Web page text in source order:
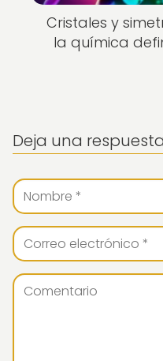
Cristales y
la química
Deja una respuesta